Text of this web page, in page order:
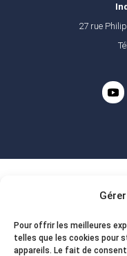
Pour offrir les meilleures
telles que les cookies pour
appareils. Le fait de
27 rue